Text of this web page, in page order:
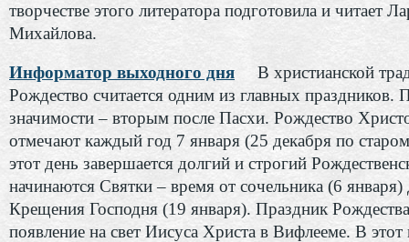
творчестве этого литератора подготовила и читает
Михайлова.
Информатор выходного дня
В христианской
Рождество считается одним из главных праздников.
значимости – вторым после Пасхи. Рождество
отмечают каждый год 7 января (25 декабря по
этот день завершается долгий и строгий
начинаются Святки – время от сочельника (6 января)
Крещения Господня (19 января). Праздник
появление на свет Иисуса Христа в Вифлееме. В этот